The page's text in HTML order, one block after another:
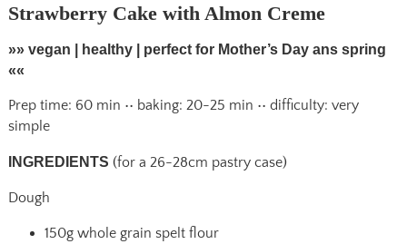
Strawberry Cake with Almon Creme
»» vegan | healthy | perfect for Mother’s Day ans spring
««
Prep time: 60 min •• baking: 20-25 min •• difficulty: very
simple
INGREDIENTS (for a 26-28cm pastry case)
Dough
150g whole grain spelt flour